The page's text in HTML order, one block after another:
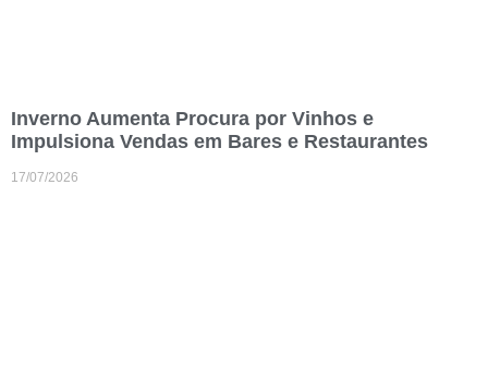
Inverno Aumenta Procura por Vinhos e
Impulsiona Vendas em Bares e Restaurantes
17/07/2026